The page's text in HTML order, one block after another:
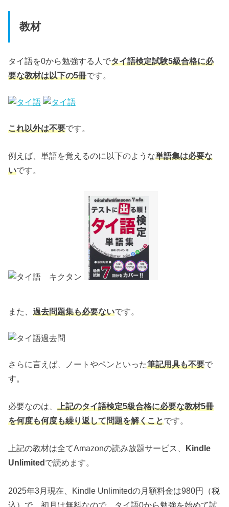
教材
タイ語を0から勉強する人でタイ語検定試験5級合格に必
要な教材は以下の5冊です。
これ以外は不要です。
例えば、単語を覚えるのに以下のような単語集は必要な
いです。
また、過去問題集も必要ないです。
さらに言えば、ノートやペンといった筆記用具も不要で
す。
必要なのは、上記のタイ語検定5級合格に必要な教材5冊
を何度も何度も繰り返して問題を解くことです。
上記の教材は全てAmazonの読み放題サービス、 Kindle
Unlimitedで読めます。
2025年3月現在、Kindle Unlimitedの月額料金は980円（税
込）で、初月は無料なので、タイ語0から勉強を始めて試